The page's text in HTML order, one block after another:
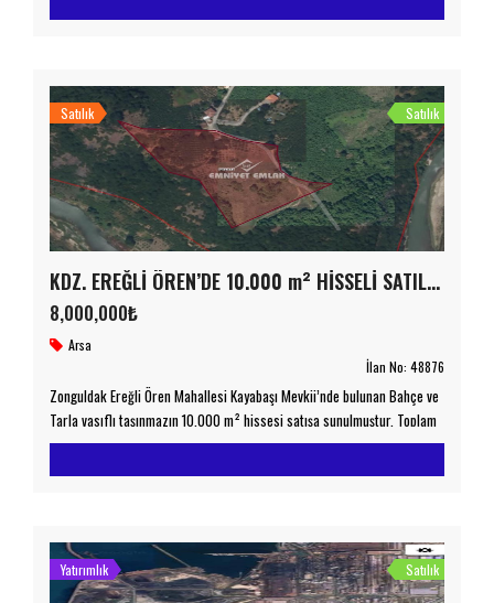
Satılık Satılık
KDZ. EREĞLİ ÖREN’DE 10.000 m² HİSSELİ SATILIK BAHÇE VE TARLA PAYI
8,000,000₺
Arsa
İlan No: 48876
Zonguldak Ereğli Ören Mahallesi Kayabaşı Mevkii’nde bulunan Bahçe ve
Tarla vasıflı taşınmazın 10.000 m² hissesi satışa sunulmuştur. Toplam
21.559,63 m² büyüklüğe sahip taşınmaz, 1212 ada 148 parsel üzerinde
Yatırımlık Satılık